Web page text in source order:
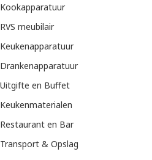
Kookapparatuur
RVS meubilair
Keukenapparatuur
Drankenapparatuur
Uitgifte en Buffet
Keukenmaterialen
Restaurant en Bar
Transport & Opslag